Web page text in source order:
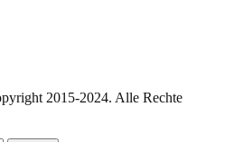
2015-2024. Alle Rechte